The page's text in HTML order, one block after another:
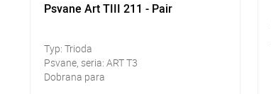
Psvane Art TIII 211 - Pair
Typ: Trioda
Psvane, seria: ART T3
Dobrana para